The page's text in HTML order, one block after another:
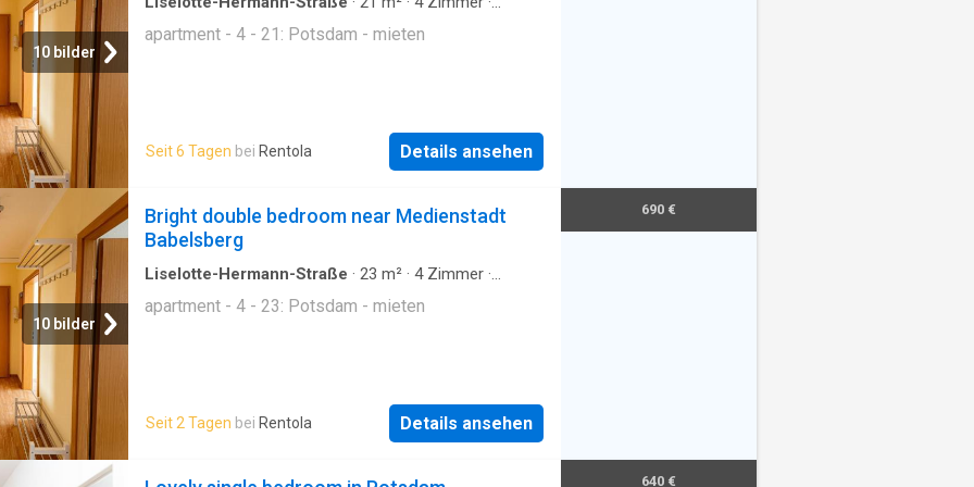
10 bilder
apartment - 4 - 21: Potsdam - mieten
Seit 6 Tagen bei Rentola Details ansehen
10 bilder
Bright double bedroom near Medienstadt
Babelsberg
Liselotte-Hermann-Straße · 23 m² · 4Zimmer ·
apartment - 4 - 23: Potsdam - mieten
Seit 2 Tagen bei Rentola Details ansehen
690 €
640 €